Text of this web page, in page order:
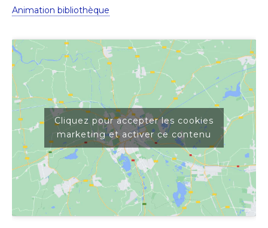
Animation bibliothèque
Cliquez pour accepter les cookies
marketing et activer ce contenu